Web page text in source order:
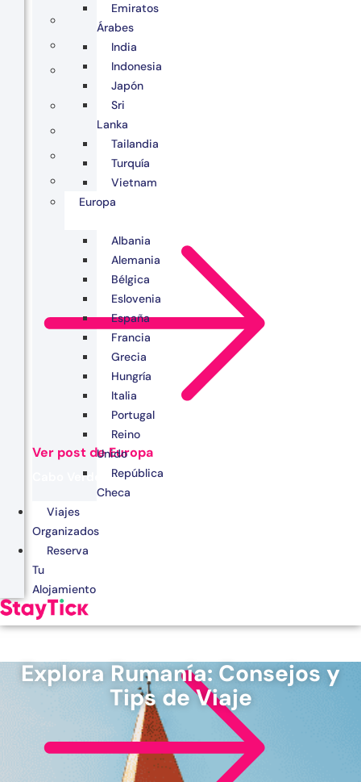
Ver post de Europa
Cabo Verde
Egipto
Kenia
Marruecos
Zanzíbar
Emiratos
Árabes
India
Indonesia
Japón
Sri
Lanka
Tailandia
Turquía
Vietnam
Europa
Albania
Alemania
Bélgica
Eslovenia
España
Francia
Grecia
Hungría
Italia
Portugal
Reino
Unido
República
Checa
Viajes
Organizados
Reserva
Tu
Alojamiento
Explora Rumanía: Consejos y
Tips de Viaje